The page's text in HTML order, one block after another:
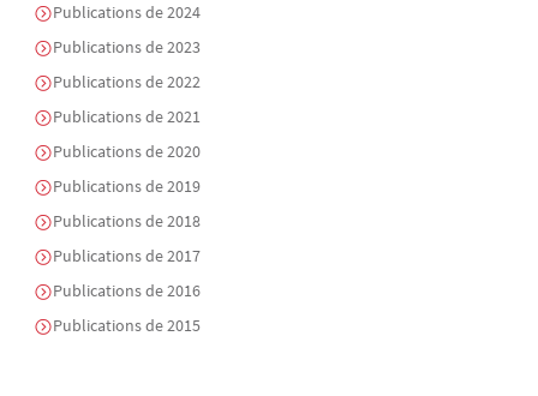
Publications de 2024
Publications de 2023
Publications de 2022
Publications de 2021
Publications de 2020
Publications de 2019
Publications de 2018
Publications de 2017
Publications de 2016
Publications de 2015